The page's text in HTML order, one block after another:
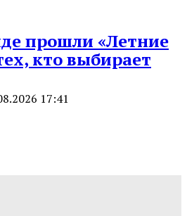
прошли «Летние
кто выбирает
17:41